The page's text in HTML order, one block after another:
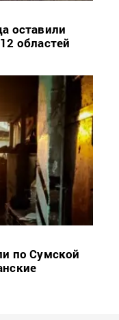
оставили
областей
по Сумской